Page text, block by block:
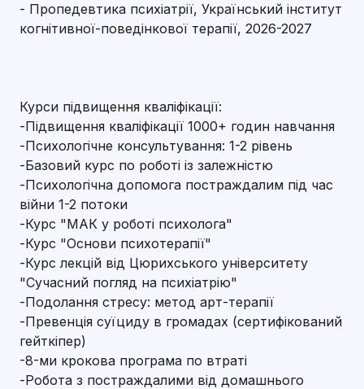
- Пропедевтика психіатрії, Український інститут
когнітивної-поведінкової терапії, 2026-2027
Курси підвищення кваліфікації:
-Підвищення кваліфікації 1000+ годин навчання
-Психологічне консультування: 1-2 рівень
-Базовий курс по роботі із залежністю
-Психологічна допомога постраждалим під час
війни 1-2 потоки
-Курс "МАК у роботі психолога"
-Курс "Основи психотерапії"
-Курс лекцій від Цюрихського університету
"Сучасний погляд на психіатрію"
-Подолання стресу: метод арт-терапії
-Превенція суїциду в громадах (сертифікований
гейткіпер)
-8-ми крокова програма по втраті
-Робота з постраждалими від домашнього